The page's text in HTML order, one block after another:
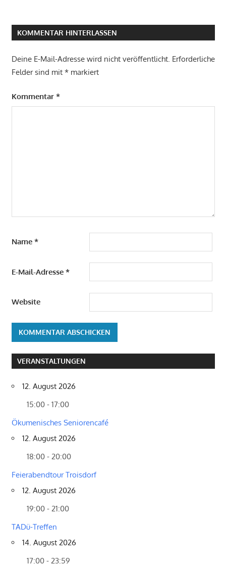
KOMMENTAR HINTERLASSEN
Deine E-Mail-Adresse wird nicht veröffentlicht. Erforderliche
Felder sind mit *markiert
Kommentar *
Name *
E-Mail-Adresse *
Website
VERANSTALTUNGEN
12. August 2026
15:00 - 17:00
Ökumenisches Seniorencafé
12. August 2026
18:00 - 20:00
Feierabendtour Troisdorf
12. August 2026
19:00 - 21:00
TADü-Treffen
14. August 2026
17:00 - 23:59